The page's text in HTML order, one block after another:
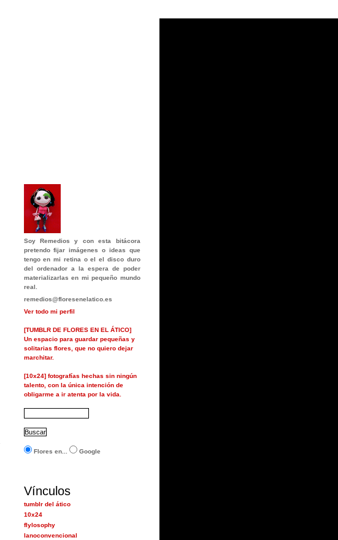
Soy Remedios y con esta bitácora
pretendo fijar imágenes o ideas que
tengo en mi retina o el el disco duro
del ordenador a la espera de poder
materializarlas en mi pequeño mundo
real.
remedios@floresenelatico.es
Ver todo mi perfil
[TUMBLR DE FLORES EN EL ÁTICO]
Un espacio para guardar pequeñas y
solitarias flores, que no quiero dejar
marchitar.
[10x24] fotografías hechas sin ningún
talento, con la única intención de
obligarme a ir atenta por la vida.
Flores en... Google
Vínculos
tumblr del ático
10x24
flylosophy
lanoconvencional